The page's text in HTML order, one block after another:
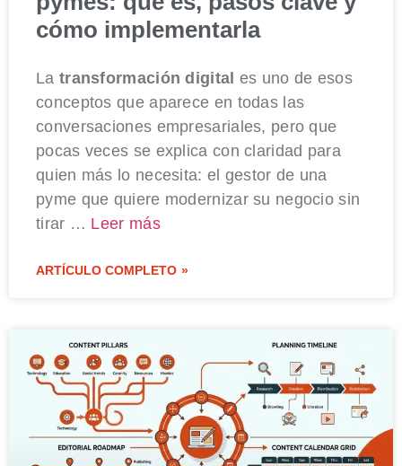
cómo implementarla
La transformación digital es uno de esos
conceptos que aparece en todas las
conversaciones empresariales, pero que
pocas veces se explica con claridad para
quien más lo necesita: el gestor de una
pyme que quiere modernizar su negocio sin
tirar … Leer más
ARTÍCULO COMPLETO »